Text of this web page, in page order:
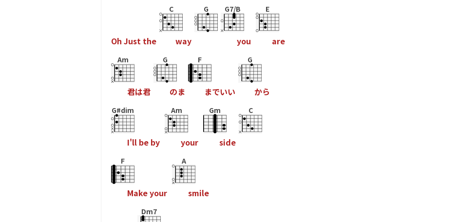
Oh Just the
C
way
G G7/B
you
E
are
Am
君は君
G
のま
F
までいい
G
から
G#dim
I'll be by
Am
your
Gm
side
C
F
Makeyour
A
smile
Dm7